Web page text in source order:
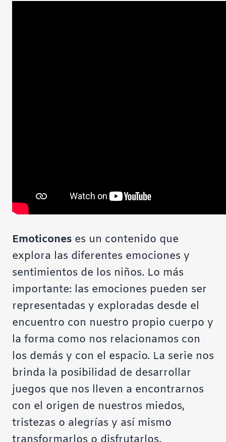
Emoticones es un contenido que
explora las diferentes emociones y
sentimientos de los niños. Lo más
importante: las emociones pueden ser
representadas y exploradas desde el
encuentro con nuestro propio cuerpo y
la forma como nos relacionamos con
los demás y con el espacio. La serie nos
brinda la posibilidad de desarrollar
juegos que nos lleven a encontrarnos
con el origen de nuestros miedos,
tristezas o alegrías y así mismo